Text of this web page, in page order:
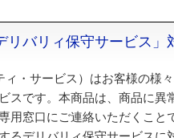
リバリィ保守サービス」
ィ・サービス）はお客様の様
スです。本商品は、商品に異
用窓口にご連絡いただくこと